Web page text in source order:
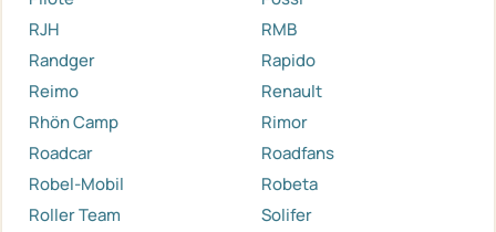
RJH
RMB
Randger
Rapido
Reimo
Renault
Rhön Camp
Rimor
Roadcar
Roadfans
Robel-Mobil
Robeta
Roller Team
Solifer